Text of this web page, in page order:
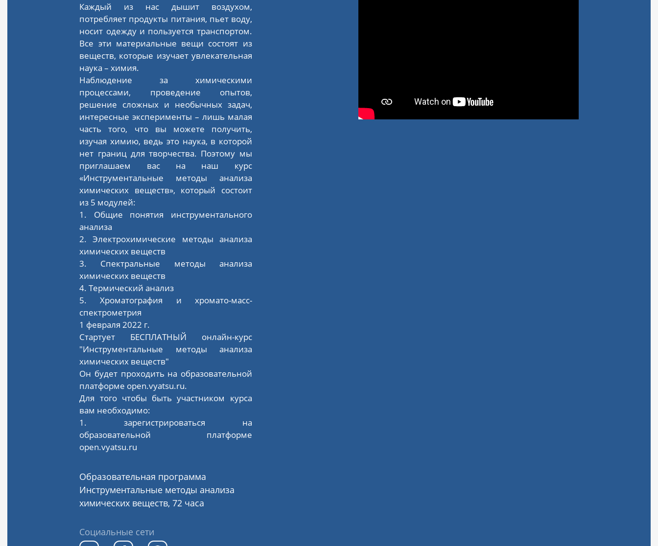
Каждый из нас дышит воздухом,
потребляет продукты питания, пьет воду,
носит одежду и пользуется транспортом.
Все эти материальные вещи состоят из
веществ, которые изучает увлекательная
наука – химия.
Наблюдение за химическими
процессами, проведение опытов,
решение сложных и необычных задач,
интересные эксперименты – лишь малая
часть того, что вы можете получить,
изучая химию, ведь это наука, в которой
нет границ для творчества. Поэтому мы
приглашаем вас на наш курс
«Инструментальные методы анализа
химических веществ», который состоит
из 5 модулей:
1. Общие понятия инструментального
анализа
2. Электрохимические методы анализа
химических веществ
3. Спектральные методы анализа
химических веществ
4. Термический анализ
5. Хроматография и хромато-масс-
спектрометрия
1 февраля 2022 г.
Стартует БЕСПЛАТНЫЙ онлайн-курс
"Инструментальные методы анализа
химических веществ"
Он будет проходить на образовательной
платформе open.vyatsu.ru.
Для того чтобы быть участником курса
вам необходимо:
1. зарегистрироваться на
образовательной платформе
open.vyatsu.ru
Образовательная программа
Инструментальные методы анализа
химических веществ, 72 часа
Социальные сети